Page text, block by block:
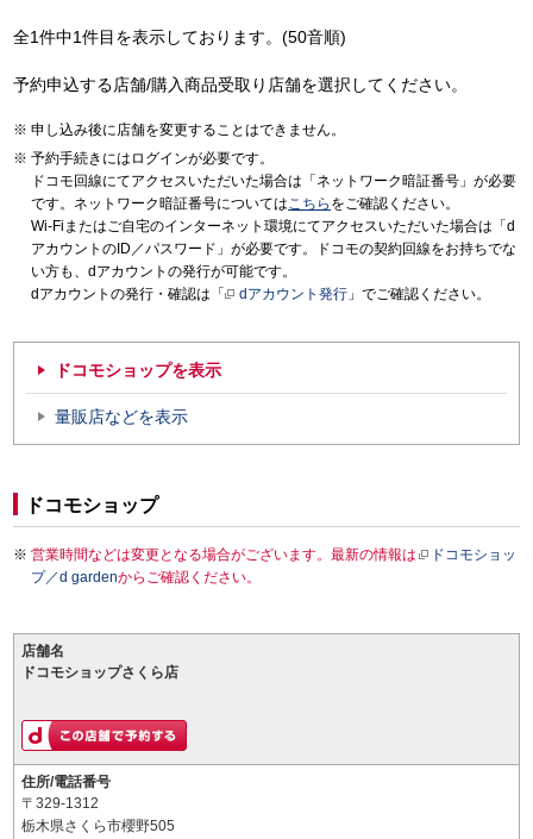
全1件中1件目を表示しております。(50音順)
予約申込する店舗/購入商品受取り店舗を選択してください。
申し込み後に店舗を変更することはできません。
予約手続きにはログインが必要です。
ドコモ回線にてアクセスいただいた場合は「ネットワーク暗証番号」が必要
です。ネットワーク暗証番号についてはこちら をご確認ください。
Wi-Fiまたはご自宅のインターネット環境にてアクセスいただいた場合は「d
アカウントのID／パスワード」が必要です。ドコモの契約回線をお持ちでな
い方も、dアカウントの発行が可能です。
dアカウントの発行・確認は「
dアカウント発行 」でご確認ください。
ドコモショップを表示
量販店などを表示
ドコモショップ
営業時間などは変更となる場合がございます。最新の情報は
ドコモショッ
プ／d gardenからご確認ください。
店舗名
ドコモショップさくら店
住所/電話番号
〒329-1312
栃木県さくら市櫻野505